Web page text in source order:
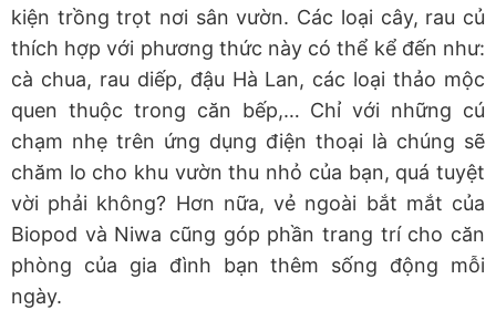
kiện trồng trọt nơi sân vườn. Các loại cây, rau củ
thích hợp với phương thức này có thể kể đến như:
cà chua, rau diếp, đậu Hà Lan, các loại thảo mộc
quen thuộc trong căn bếp,… Chỉ với những cú
chạm nhẹ trên ứng dụng điện thoại là chúng sẽ
chăm lo cho khu vườn thu nhỏ của bạn, quá tuyệt
vời phải không? Hơn nữa, vẻ ngoài bắt mắt của
Biopod và Niwa cũng góp phần trang trí cho căn
phòng của gia đình bạn thêm sống động mỗi
ngày.